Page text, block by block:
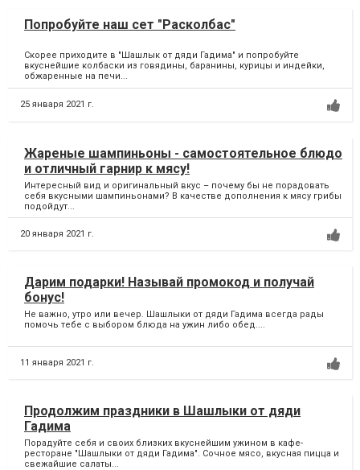
Попробуйте наш сет "Расколбас"
Скорее приходите в "Шашлык от дяди Гадима" и попробуйте
вкуснейшие колбаски из говядины, баранины, курицы и индейки,
обжаренные на печи...
25 января 2021 г.
Жареные шампиньоны - самостоятельное блюдо
и отличный гарнир к мясу!
Интересный вид и оригинальный вкус – почему бы не порадовать
себя вкусными шампиньонами? В качестве дополнения к мясу грибы
подойдут...
20 января 2021 г.
Дарим подарки! Называй промокод и получай
бонус!
Не важно, утро или вечер. Шашлыки от дяди Гадима всегда рады
помочь тебе с выбором блюда на ужин либо обед....
11 января 2021 г.
Продолжим праздники в Шашлыки от дяди
Гадима
Порадуйте себя и своих близких вкуснейшим ужином в кафе-
ресторане "Шашлыки от дяди Гадима". Сочное мясо, вкусная пицца и
свежайшие салаты...